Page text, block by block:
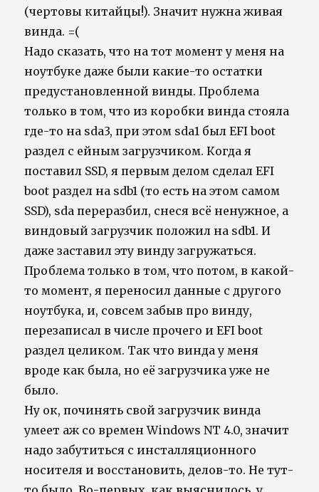
(чертовы китайцы!). Значит нужна живая
винда. =(
Надо сказать, что на тот момент у меня на
ноутбуке даже были какие-то остатки
предустановленной винды. Проблема
только в том, что из коробки винда стояла
где-то на sda3, при этом sda1 был EFI boot
раздел с ейным загрузчиком. Когда я
поставил SSD, я первым делом сделал EFI
boot раздел на sdb1 (то есть на этом самом
SSD), sda переразбил, снеся всё ненужное, а
виндовый загрузчик положил на sdb1. И
даже заставил эту винду загружаться.
Проблема только в том, что потом, в какой-
то момент, я переносил данные с другого
ноутбука, и, совсем забыв про винду,
перезаписал в числе прочего и EFI boot
раздел целиком. Так что винда у меня
вроде как была, но её загрузчика уже не
было.
Ну ок, починять свой загрузчик винда
умеет аж со времен Windows NT 4.0, значит
надо забутиться с инсталляционного
носителя и восстановить, делов-то. Не тут-